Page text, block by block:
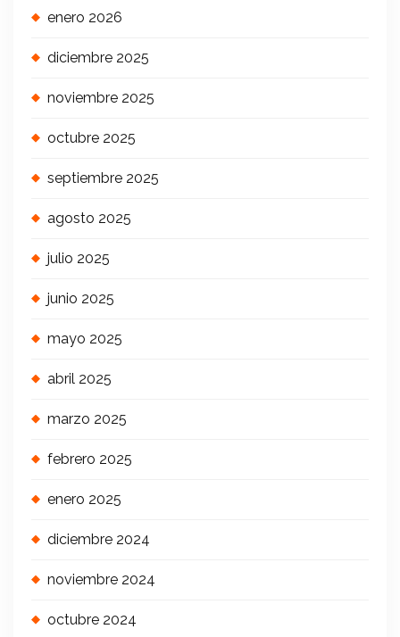
enero 2026
diciembre 2025
noviembre 2025
octubre 2025
septiembre 2025
agosto 2025
julio 2025
junio 2025
mayo 2025
abril 2025
marzo 2025
febrero 2025
enero 2025
diciembre 2024
noviembre 2024
octubre 2024